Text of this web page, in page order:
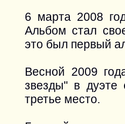
6 марта 2008
Альбом стал
это был первый
Весной 2009
звезды" в дуэте
третье место.